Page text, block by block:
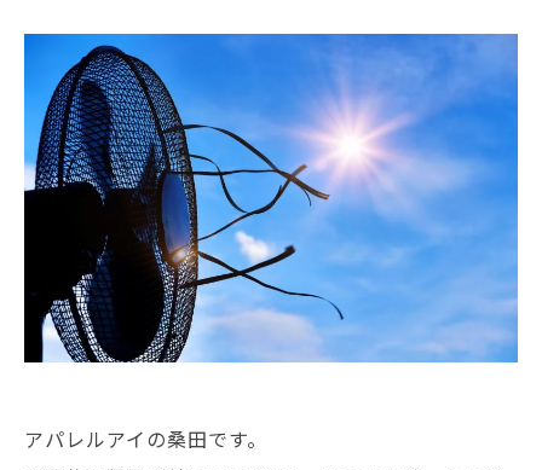
アパレルアイの桑田です。